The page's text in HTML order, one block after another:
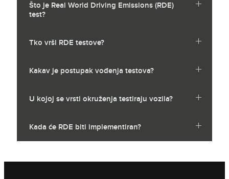
Što je Real World Driving Emissions (RDE)
test?
Tko vrši RDE testove?
Kakav je postupak vođenja testova?
U kojoj se vrsti okruženja testiraju vozila?
Kada će RDE biti implementiran?